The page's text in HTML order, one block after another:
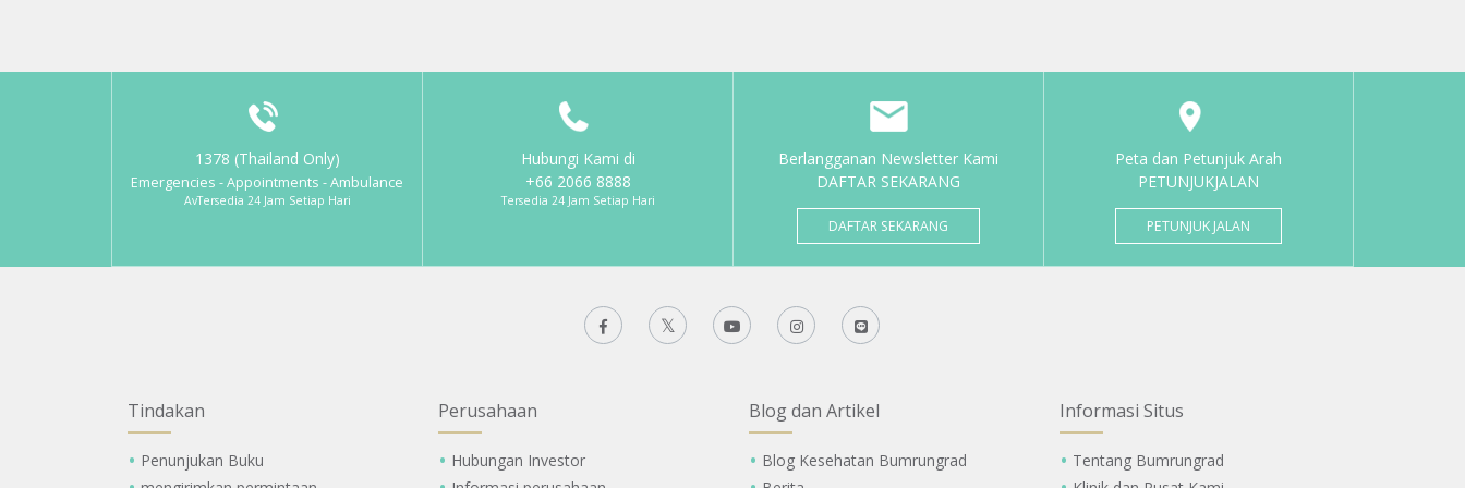
1378 (Thailand Only)
Emergencies - Appointments - Ambulance
AvTersedia 24 Jam Setiap Hari
Hubungi Kami di
+66 2066 8888
Tersedia 24 Jam Setiap Hari
Berlangganan Newsletter Kami
DAFTAR SEKARANG
DAFTAR SEKARANG
Peta dan Petunjuk Arah
PETUNJUKJALAN
PETUNJUK JALAN
Tindakan
Penunjukan Buku
Perusahaan
Hubungan Investor
Blog dan Artikel
Blog Kesehatan Bumrungrad
Informasi Situs
Tentang Bumrungrad